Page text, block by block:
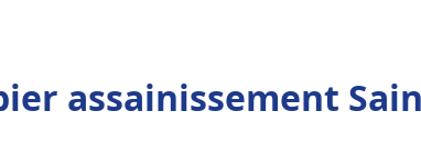
assainissement